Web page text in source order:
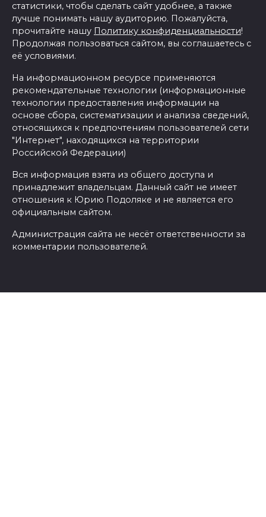
статистики, чтобы сделать сайт удобнее, а также
лучше понимать нашу аудиторию. Пожалуйста,
прочитайте нашу Политику конфиденциальности!
Продолжая пользоваться сайтом, вы соглашаетесь с
её условиями.
На информационном ресурсе применяются
рекомендательные технологии (информационные
технологии предоставления информации на
основе сбора, систематизации и анализа сведений,
относящихся к предпочтениям пользователей сети
"Интернет", находящихся на территории
Российской Федерации)
Вся информация взята из общего доступа и
принадлежит владельцам. Данный сайт не имеет
отношения к Юрию Подоляке и не является его
официальным сайтом.
Администрация сайта не несёт ответственности за
комментарии пользователей.